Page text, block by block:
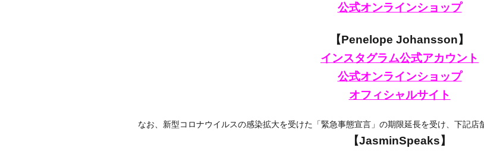
公式オンラインショップ
【Penelope Johansson】
インスタグラム公式アカウント
公式オンラインショップ
オフィシャルサイト
なお、新型コロナウイルスの感染拡大を受けた「緊急事態宣言」の期限延長を受け、下記店
【JasminSpeaks】